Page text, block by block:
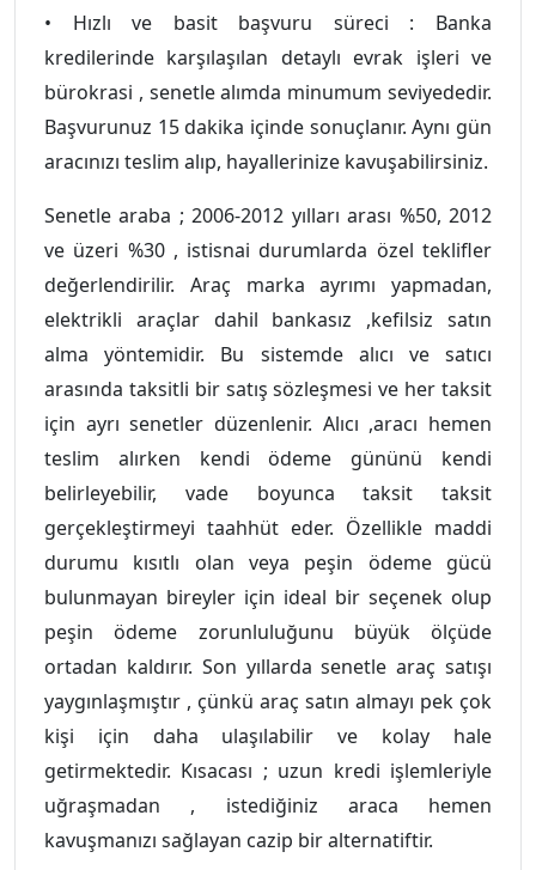
• Hızlı ve basit başvuru süreci : Banka
kredilerinde karşılaşılan detaylı evrak işleri ve
bürokrasi , senetle alımda minumum seviyededir.
Başvurunuz 15 dakika içinde sonuçlanır. Aynı gün
aracınızı teslim alıp, hayallerinize kavuşabilirsiniz.
Senetle araba ; 2006-2012 yılları arası %50, 2012
ve üzeri %30 , istisnai durumlarda özel teklifler
değerlendirilir. Araç marka ayrımı yapmadan,
elektrikli araçlar dahil bankasız ,kefilsiz satın
alma yöntemidir. Bu sistemde alıcı ve satıcı
arasında taksitli bir satış sözleşmesi ve her taksit
için ayrı senetler düzenlenir. Alıcı ,aracı hemen
teslim alırken kendi ödeme gününü kendi
belirleyebilir, vade boyunca taksit taksit
gerçekleştirmeyi taahhüt eder. Özellikle maddi
durumu kısıtlı olan veya peşin ödeme gücü
bulunmayan bireyler için ideal bir seçenek olup
peşin ödeme zorunluluğunu büyük ölçüde
ortadan kaldırır. Son yıllarda senetle araç satışı
yaygınlaşmıştır , çünkü araç satın almayı pek çok
kişi için daha ulaşılabilir ve kolay hale
getirmektedir. Kısacası ; uzun kredi işlemleriyle
uğraşmadan , istediğiniz araca hemen
kavuşmanızı sağlayan cazip bir alternatiftir.